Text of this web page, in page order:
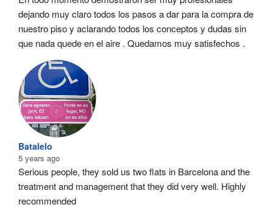
dejando muy claro todos los pasos a dar para la compra de
nuestro piso y aclarando todos los conceptos y dudas sin
que nada quede en el aire . Quedamos muy satisfechos .
Batalelo
5 years ago
Serious people, they sold us two flats in Barcelona and the
treatment and management that they did very well. Highly
recommended